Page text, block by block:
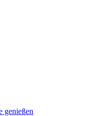
genießen